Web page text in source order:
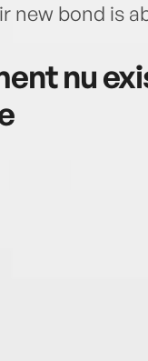
new bond is
nu